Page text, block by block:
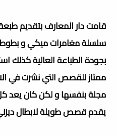
قامت دار المعارف بتقديم
سلسلة مغامرات ميكي و
بجودة الطباعة العالية كذلك
ممتاز للقصص التي نشرت في
مجلة بنفسها و لكن كان يعد
يقدم قصص طويلة لابطال